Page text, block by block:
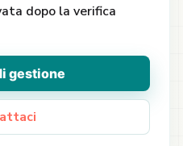
dopo la verifica
gestione